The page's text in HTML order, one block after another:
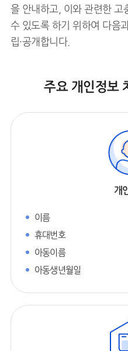
을 안내하고, 이와 관련한 고
수 있도록 하기 위하여 다음
립·공개합니다.
주요 개인정보
개
이름
휴대번호
아동이름
아동생년월일